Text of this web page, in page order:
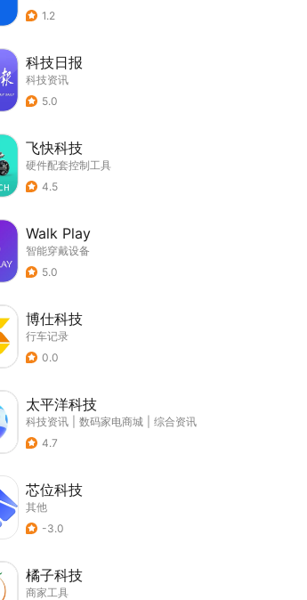
1.2
科技日报
科技资讯
5.0
飞快科技
硬件配套控制工具
4.5
Walk Play
智能穿戴设备
5.0
博仕科技
行车记录
0.0
太平洋科技
科技资讯 数码家电商城
综合资讯
4.7
芯位科技
其他
-3.0
橘子科技
商家工具